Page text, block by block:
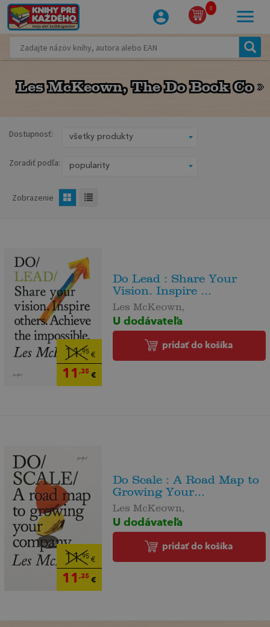
0
Les McKeown, The Do Book Co
Les McKeown, The Do Book Co
Dostupnosť:
Zoradiť podľa:
Zobrazenie
11,95€
11 ,35€
Do Lead : Share Your
Vision. Inspire ...
Les McKeown,
U dodávateľa
pridať do košíka
11,95€
11 ,35€
Do Scale : A Road Map to
Growing Your...
Les McKeown,
U dodávateľa
pridať do košíka